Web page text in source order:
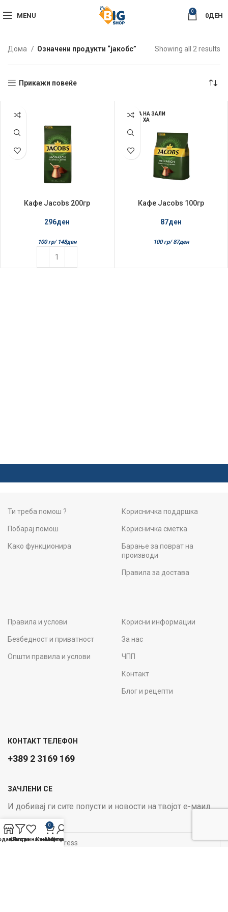
MENU
0
0ДЕН
Дома Означени продукти “јакобс” Showing all 2 results
Прикажи повеќе
Кафе Jacobs 200гр
296ден
100 гр/ 148ден
НЕМА НА ЗАЛИ
ХА
Кафе Jacobs 100гр
87ден
100 гр/ 87ден
Ти треба помош ?
Побарај помош
Како функционира
Корисничка поддршка
Корисничка сметка
Барање за поврат на
производи
Правила за достава
Правила и услови
Безбедност и приватност
Општи правила и услови
Корисни информации
За нас
ЧПП
Контакт
Блог и рецепти
КОНТАКТ ТЕЛЕФОН
+389 2 3169 169
ЗАЧЛЕНИ СЕ
И добивај ги сите попусти и новости на твојот е-маил
Email address:
Филтри
Листа на желби
0
Кошничка
Мој профил